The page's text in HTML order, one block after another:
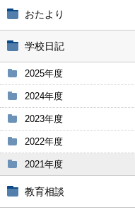
おたより
学校日記
2025年度
2024年度
2023年度
2022年度
2021年度
教育相談